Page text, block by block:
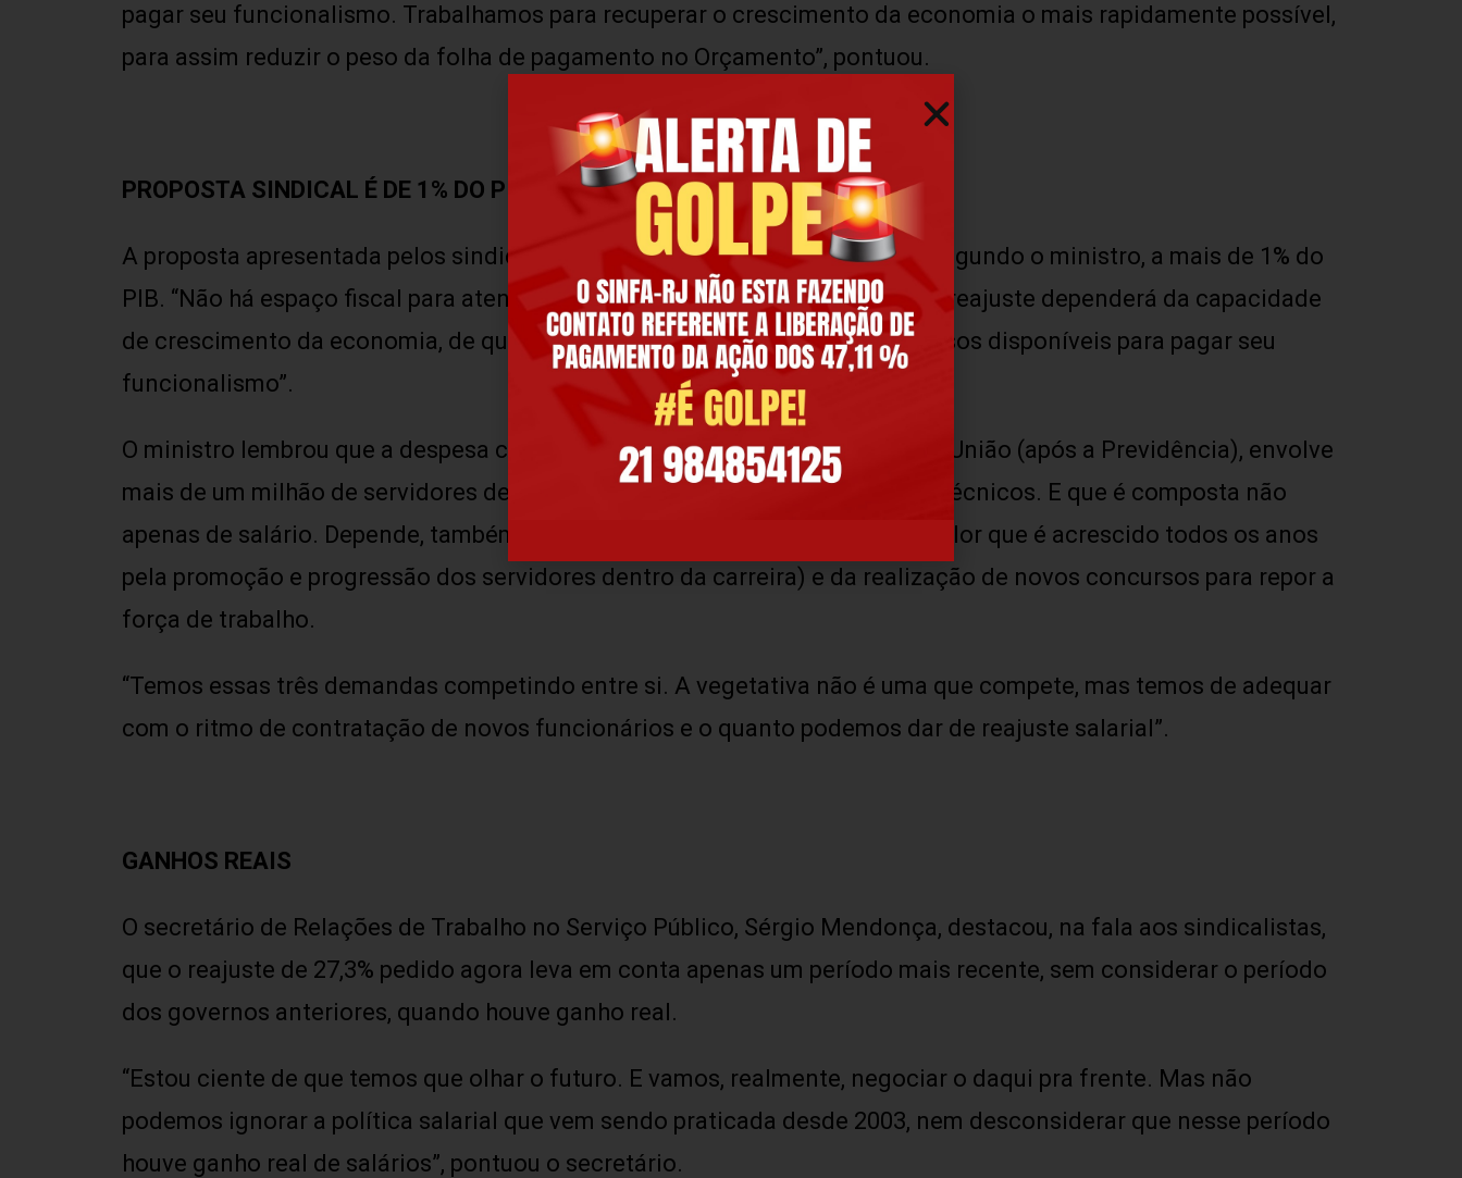
pagar seu funcionalismo. Trabalhamos para recuperar o crescimento da economia o mais rapidamente possível,
para assim reduzir o peso da folha de pagamento no Orçamento”, pontuou.
PROPOSTA SINDICAL É DE 1% DO PIB
A proposta apresentada pelos sindicalistas, de reajuste de 27,3%, equivale, segundo o ministro, a mais de 1% do
PIB. “Não há espaço fiscal para atender de imediato”, assegurou Barbosa. “O reajuste dependerá da capacidade
de crescimento da economia, de quanto a sociedade brasileira tem de recursos disponíveis para pagar seu
funcionalismo”.
O ministro lembrou que a despesa com o funcionalismo é segunda maior da União (após a Previdência), envolve
mais de um milhão de servidores de diversas categorias e diferentes níveis técnicos. E que é composta não
apenas de salário. Depende, também, do crescimento vegetativo da folha (valor que é acrescido todos os anos
pela promoção e progressão dos servidores dentro da carreira) e da realização de novos concursos para repor a
força de trabalho.
“Temos essas três demandas competindo entre si. A vegetativa não é uma que compete, mas temos de adequar
com o ritmo de contratação de novos funcionários e o quanto podemos dar de reajuste salarial”.
GANHOS REAIS
O secretário de Relações de Trabalho no Serviço Público, Sérgio Mendonça, destacou, na fala aos sindicalistas,
que o reajuste de 27,3% pedido agora leva em conta apenas um período mais recente, sem considerar o período
dos governos anteriores, quando houve ganho real.
“Estou ciente de que temos que olhar o futuro. E vamos, realmente, negociar o daqui pra frente. Mas não
podemos ignorar a política salarial que vem sendo praticada desde 2003, nem desconsiderar que nesse período
houve ganho real de salários”, pontuou o secretário.